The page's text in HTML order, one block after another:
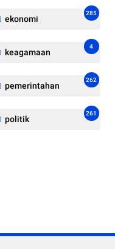
ekonomi
285
keagamaan
4
pemerintahan
262
politik
261